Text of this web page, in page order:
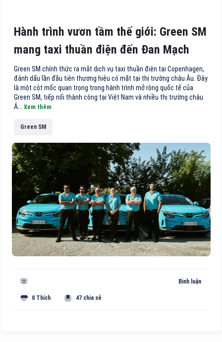
Hành trình vươn tầm thế giới: Green SM
mang taxi thuần điện đến Đan Mạch
Green SM chính thức ra mắt dịch vụ taxi thuần điện tại Copenhagen,
đánh dấu lần đầu tiên thương hiệu có mặt tại thị trường châu Âu. Đây
là một cột mốc quan trọng trong hành trình mở rộng quốc tế của
Green SM, tiếp nối thành công tại Việt Nam và nhiều thị trường châu
Á... Xem thêm
Green SM
Bình luận
0 Thích 47 chia sẻ